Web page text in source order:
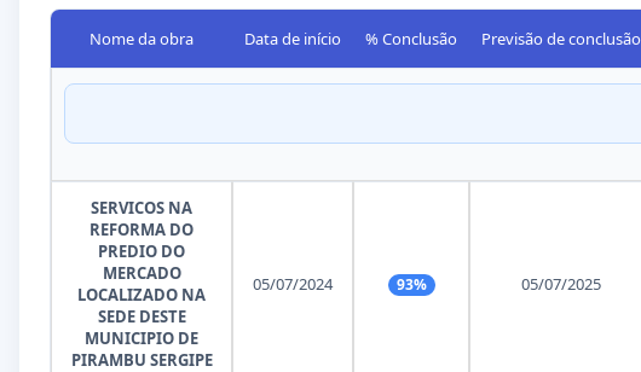
Nome da obra Data de início % Conclusão Previsão de conclusão
SERVICOS NA
REFORMA DO
PREDIO DO
MERCADO
LOCALIZADO NA
SEDE DESTE
MUNICIPIO DE
PIRAMBU SERGIPE
05/07/2024 93% 05/07/2025